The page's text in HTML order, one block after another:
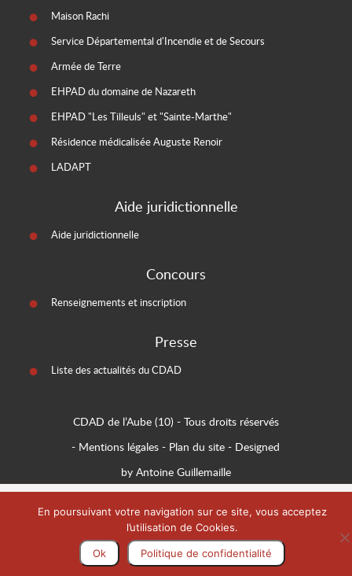
Maison Rachi
Service Départemental d'Incendie et de Secours
Armée de Terre
EHPAD du domaine de Nazareth
EHPAD "Les Tilleuls" et "Sainte-Marthe"
Résidence médicalisée Auguste Renoir
LADAPT
Aide juridictionnelle
Aide juridictionnelle
Concours
Renseignements et inscription
Presse
Liste des actualités du CDAD
CDAD de l’Aube (10) - Tous droits réservés
- Mentions légales - Plan du site - Designed
by Antoine Guillemaille
En poursuivant votre navigation sur ce site, vous acceptez
l’utilisation de Cookies.
Ok Politique de confidentialité